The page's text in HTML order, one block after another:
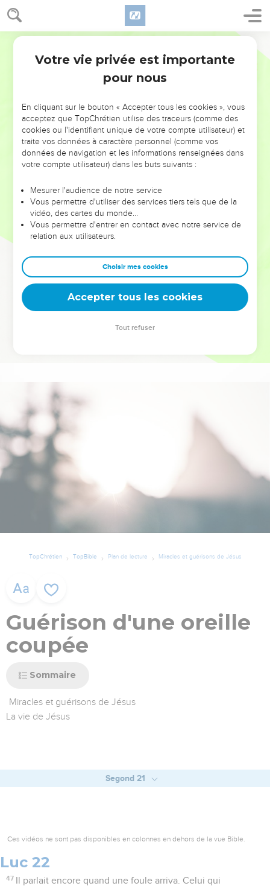
NE MANQUEZ PAS L’ÉVÉNEMENT
DE L’ANNÉE !
ET SI LEURS ERREURS POUVAIENT VOUS ÉVITER LES
VOTRES ?
leur foi ou leur vision. Mais on voit moins les doutes, les erreurs
et les saisons difficiles qu'ils ont traversés, alors même que ce
sont elles qui les ont façonnés.
Dans cette conférence, leaders, entrepreneurs, et responsables
clés pour avancer avec plus de sagesse afin que leurs erreurs
deviennent vos tremplins. Que vous guidiez un ministère, une
équipe, un groupe ou une famille, leur expérience est faite
TopChrétien TopBible Plan de lecture Miracles et guérisons de Jésus
Guérison d'une oreille
coupée
Sommaire
Miracles et guérisons de Jésus
La vie de Jésus
Segond 21
Ces vidéos ne sont pas disponibles en colonnes en dehors de la vue Bible.
Luc 22
47 Il parlait encore quand une foule arriva. Celui qui
Votre vie privée est importante
pour nous
En cliquant sur le bouton « Accepter tous les cookies », vous
acceptez que TopChrétien utilise des traceurs (comme des
cookies ou l'identifiant unique de votre compte utilisateur) et
traite vos données à caractère personnel (comme vos
données de navigation et les informations renseignées dans
votre compte utilisateur) dans les buts suivants :
Mesurer l'audience de notre service
Vous permettre d'utiliser des services tiers tels que de la
vidéo, des cartes du monde…
Vous permettre d'entrer en contact avec notre service de
relation aux utilisateurs.
Choisir mes cookies
Accepter tous les cookies
Tout refuser